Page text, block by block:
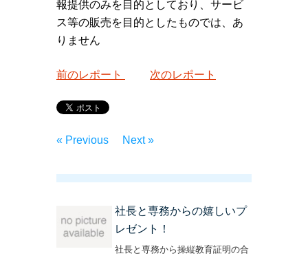
報提供のみを目的としており、サービ
ス等の販売を目的としたものでは、あ
りません
前のレポート 次のレポート
« Previous Next »
社長と専務からの嬉しいプ
レゼント！
社長と専務から操縦教育証明の合